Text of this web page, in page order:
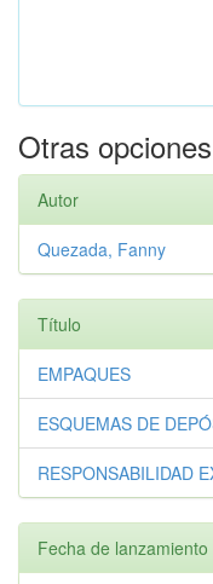
Otras
Autor
Quezada, Fanny
Título
EMPAQUES
ESQUEMAS DE
RESPONSABILIDAD
Fecha de lanzamiento